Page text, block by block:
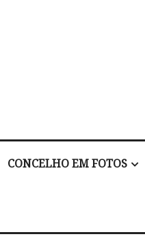
CONCELHO EM FOTOS